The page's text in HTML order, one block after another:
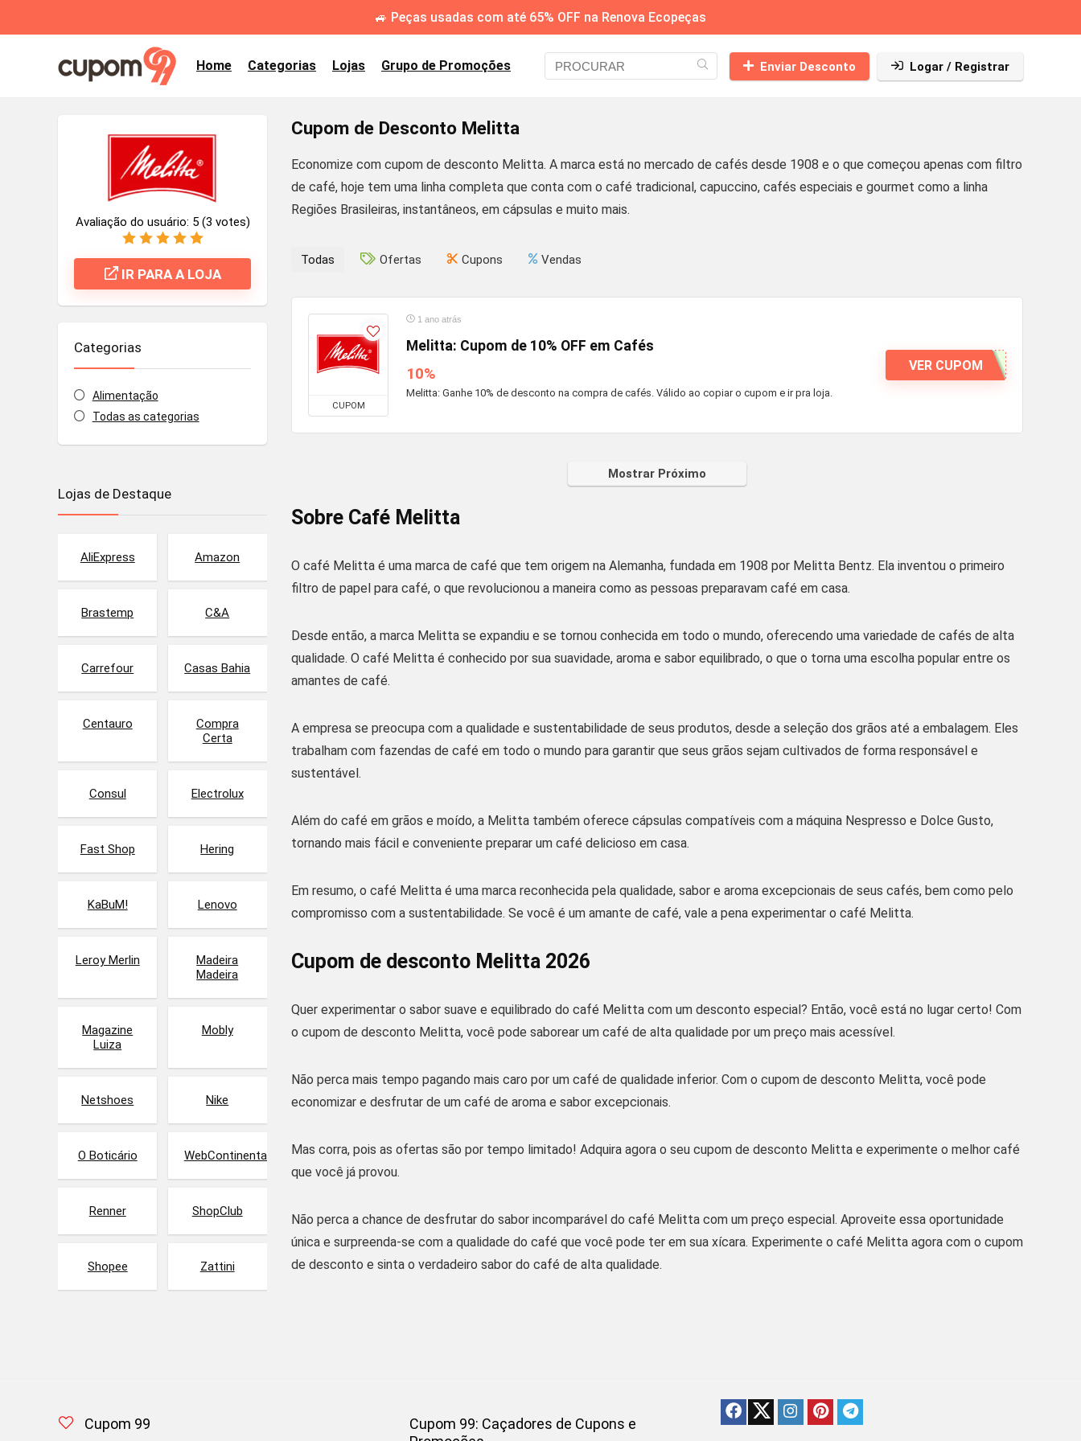
🚙 Peças usadas com até 65% OFF na Renova Ecopeças
Home Categorias Lojas Grupo de Promoções Enviar Desconto Logar / Registrar
Cupom de Desconto Melitta
Economize com cupom de desconto Melitta. A marca está no mercado de cafés desde 1908 e o que começou apenas com filtro
de café, hoje tem uma linha completa que conta com o café tradicional, capuccino, cafés especiais e gourmet como a linha
Regiões Brasileiras, instantâneos, em cápsulas e muito mais.
Avaliação do usuário: 5 (3 votes)
IR PARA A LOJA
Categorias
Alimentação
Todas as categorias
Todas Ofertas Cupons Vendas
CUPOM
1 ano atrás
Melitta: Cupom de 10% OFF em Cafés
10%
Melitta: Ganhe 10% de desconto na compra de cafés. Válido ao copiar o cupom e ir pra loja.
VER CUPOM
Mostrar Próximo
Sobre Café Melitta
O café Melitta é uma marca de café que tem origem na Alemanha, fundada em 1908 por Melitta Bentz. Ela inventou o primeiro
filtro de papel para café, o que revolucionou a maneira como as pessoas preparavam café em casa.
Desde então, a marca Melitta se expandiu e se tornou conhecida em todo o mundo, oferecendo uma variedade de cafés de alta
qualidade. O café Melitta é conhecido por sua suavidade, aroma e sabor equilibrado, o que o torna uma escolha popular entre os
amantes de café.
A empresa se preocupa com a qualidade e sustentabilidade de seus produtos, desde a seleção dos grãos até a embalagem. Eles
trabalham com fazendas de café em todo o mundo para garantir que seus grãos sejam cultivados de forma responsável e
sustentável.
Além do café em grãos e moído, a Melitta também oferece cápsulas compatíveis com a máquina Nespresso e Dolce Gusto,
tornando mais fácil e conveniente preparar um café delicioso em casa.
Em resumo, o café Melitta é uma marca reconhecida pela qualidade, sabor e aroma excepcionais de seus cafés, bem como pelo
compromisso com a sustentabilidade. Se você é um amante de café, vale a pena experimentar o café Melitta.
Cupom de desconto Melitta 2026
Quer experimentar o sabor suave e equilibrado do café Melitta com um desconto especial? Então, você está no lugar certo! Com
o cupom de desconto Melitta, você pode saborear um café de alta qualidade por um preço mais acessível.
Não perca mais tempo pagando mais caro por um café de qualidade inferior. Com o cupom de desconto Melitta, você pode
economizar e desfrutar de um café de aroma e sabor excepcionais.
Mas corra, pois as ofertas são por tempo limitado! Adquira agora o seu cupom de desconto Melitta e experimente o melhor café
que você já provou.
Não perca a chance de desfrutar do sabor incomparável do café Melitta com um preço especial. Aproveite essa oportunidade
única e surpreenda-se com a qualidade do café que você pode ter em sua xícara. Experimente o café Melitta agora com o cupom
de desconto e sinta o verdadeiro sabor do café de alta qualidade.
Lojas de Destaque
AliExpress Amazon
Brastemp C&A
Carrefour Casas Bahia
Centauro
Compra
Certa
Consul Electrolux
Fast Shop Hering
KaBuM! Lenovo
Leroy Merlin
Madeira
Madeira
Magazine
Luiza
Mobly
Netshoes Nike
O Boticário WebContinental
Renner ShopClub
Shopee Zattini
Cupom 99
Cupom 99: Caçadores de Cupons e